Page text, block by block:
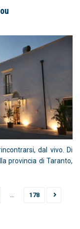
dal vivo. Di
provincia di Taranto,
… 178